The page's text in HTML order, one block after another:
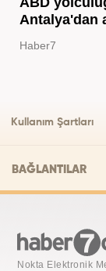
Antalya'dan
Haber7
Kullanım Şartları
BAĞLANTILAR
Nokta Elektronik